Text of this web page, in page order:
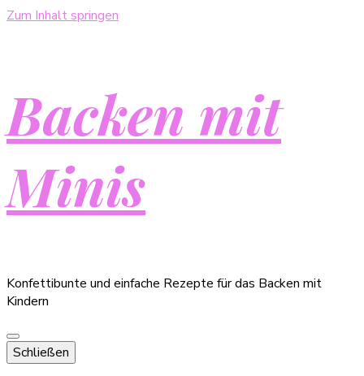
Zum Inhalt springen
Backen mit
Minis
Konfettibunte und einfache Rezepte für das Backen mit
Kindern
Schließen